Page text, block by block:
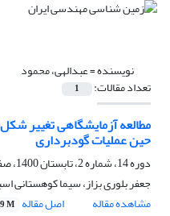
نویسنده =عبدالهی، محمود
تعداد مقالات: 1
مطالعه آزمایشگاهی تغییر
حین عملیات گودبرداری
دوره 14، شماره 2، تابستان 1400، صفحه
جعفر بلوری بزاز، سیما کوهستانی
مشاهده مقاله
اصل مقاله M